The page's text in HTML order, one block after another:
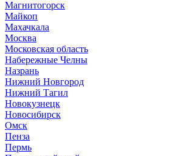
Магнитогорск
Майкоп
Махачкала
Москва
Московская область
Набережные Челны
Назрань
Нижний Новгород
Нижний Тагил
Новокузнецк
Новосибирск
Омск
Пенза
Пермь